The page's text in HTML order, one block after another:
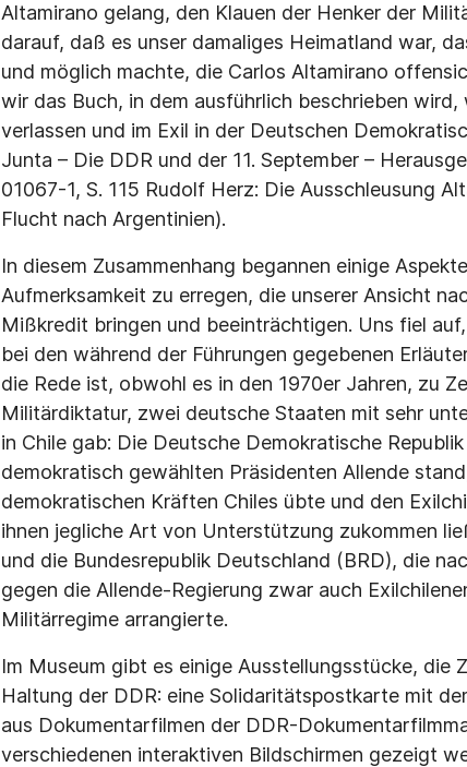
Altamirano gelang, den Klauen der Henker der
darauf, daß es unser damaliges Heimatland war,
und möglich machte, die Carlos Altamirano
wir das Buch, in dem ausführlich beschrieben
verlassen und im Exil in der Deutschen
Junta – Die DDR und der 11. September –
01067-1, S. 115 Rudolf Herz: Die Ausschleusung
Flucht nach Argentinien).
In diesem Zusammenhang begannen einige
Aufmerksamkeit zu erregen, die unserer Ansicht
Mißkredit bringen und beeinträchtigen. Uns fiel
bei den während der Führungen gegebenen
die Rede ist, obwohl es in den 1970er Jahren, zu
Militärdiktatur, zwei deutsche Staaten mit sehr
in Chile gab: Die Deutsche Demokratische
demokratisch gewählten Präsidenten Allende
demokratischen Kräften Chiles übte und den
ihnen jegliche Art von Unterstützung zukommen
und die Bundesrepublik Deutschland (BRD), die
gegen die Allende-Regierung zwar auch
Militärregime arrangierte.
Im Museum gibt es einige Ausstellungsstücke, die
Haltung der DDR: eine Solidaritätspostkarte mit
aus Dokumentarfilmen der DDR-
verschiedenen interaktiven Bildschirmen gezeigt